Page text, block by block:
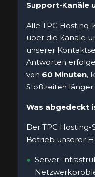
Support-Kanäle
Alle TPC
über die Kanäle
unserer
Antworten
von 60 Minuten,
Stoßzeiten länger
Was abgedeckt
Der TPC
Betrieb unserer
Server-